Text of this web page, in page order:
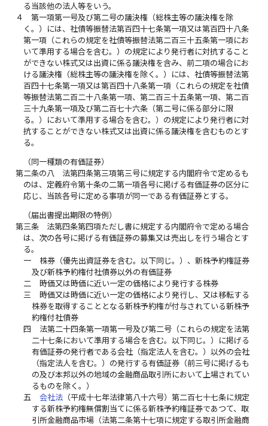
る当該他の法人等をいう。
４
第一項第一号及び第二号の議決権（総株主等の議決権を除
く。）には、社債等振替法第百四十七条第一項又は第百四十八条
第一項（これらの規定を社債等振替法第二百三十五条第一項にお
いて準用する場合を含む。）の規定により発行者に対抗すること
ができない株式又は出資に係る議決権を含み、前二項の場合にお
ける議決権（総株主等の議決権を除く。）には、社債等振替法第
百四十七条第一項又は第百四十八条第一項（これらの規定を社債
等振替法第二百二十八条第一項、第二百三十五条第一項、第二百
三十九条第一項及び第二百七十六条（第二号に係る部分に限
る。）において準用する場合を含む。）の規定により発行者に対
抗することができない株式又は出資に係る議決権を含むものとす
る。
（同一種類の有価証券）
第二条の八
法第四条第三項第三号に規定する内閣府令で定めるも
のは、定義府令第十条の二第一項各号に掲げる有価証券の区分に
応じ、当該各号に定める事項が同一である有価証券とする。
（届出書提出期限の特例）
第三条
法第四条第四項ただし書に規定する内閣府令で定める場合
は、次の各号に掲げる有価証券の募集又は売出しを行う場合とす
る。
一
株券（優先出資証券を含む。以下同じ。）、新株予約権証券
及び新株予約権付社債券以外の有価証券
二
時価又は時価に近い一定の価格により発行する株券
三
時価又は時価に近い一定の価格により発行し、又は移転する
株券を取得することとなる新株予約権が付与されている新株予
約権付社債券
四
法第二十四条第一項第一号及び第二号（これらの規定を法第
二十七条において準用する場合を含む。以下同じ。）に掲げる
有価証券の発行者である会社（指定法人を含む。）以外の会社
（指定法人を含む。）の発行する有価証券（前三号に掲げるも
の及び本邦以外の地域の金融商品取引所において上場されてい
るものを除く。）
五
会社法（平成十七年法律第八十六号）第二百七十七条に規定
する新株予約権無償割当てに係る新株予約権証券であつて、取
引所金融商品市場（法第二条第十七項に規定する取引所金融商